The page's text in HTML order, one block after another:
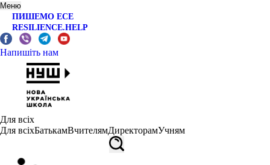
Меню
ПИШЕМО ЕСЕ
RESILIENCE.HELP
Напишіть нам
Для всіх
Для всіхБатькамВчителямДиректорамУчням